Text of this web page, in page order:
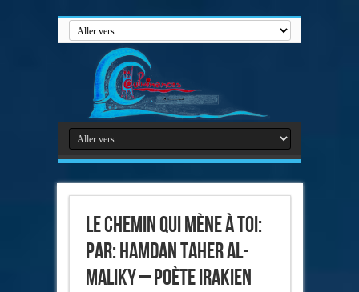
Le chemin qui mène à toi:
par: Hamdan Taher Al-
Maliky – poète irakien